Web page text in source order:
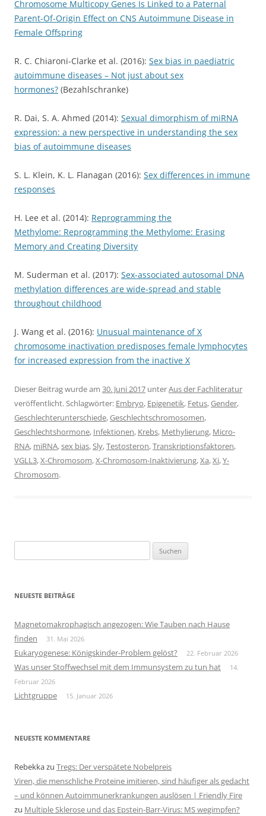
Chromosome Multicopy Genes Is Linked to a Paternal
Parent-Of-Origin Effect on CNS Autoimmune Disease in
Female Offspring
R. C. Chiaroni-Clarke et al. (2016): Sex bias in paediatric
autoimmune diseases – Not just about sex
hormones? (Bezahlschranke)
R. Dai, S. A. Ahmed (2014): Sexual dimorphism of miRNA
expression: a new perspective in understanding the sex
bias of autoimmune diseases
S. L. Klein, K. L. Flanagan (2016): Sex differences in immune
responses
H. Lee et al. (2014): Reprogramming the
Methylome: Reprogramming the Methylome: Erasing
Memory and Creating Diversity
M. Suderman et al. (2017): Sex-associated autosomal DNA
methylation differences are wide-spread and stable
throughout childhood
J. Wang et al. (2016): Unusual maintenance of X
chromosome inactivation predisposes female lymphocytes
for increased expression from the inactive X
Dieser Beitrag wurde am 30. Juni 2017 unterAus der Fachliteratur
veröffentlicht. Schlagwörter: Embryo, Epigenetik, Fetus,Gender,
Geschlechterunterschiede,Geschlechtschromosomen,
Geschlechtshormone, Infektionen, Krebs, Methylierung, Micro-
RNA, miRNA,sex bias,Sly,Testosteron,Transkriptionsfaktoren,
VGLL3,X-Chromosom,X-Chromosom-Inaktivierung,Xa,Xi,Y-
Chromosom.
nach:
NEUESTE BEITRÄGE
Magnetomakrophagisch angezogen: Wie Tauben nach Hause
finden
31. Mai 2026
Eukaryogenese: Königskinder-Problem gelöst? 22. Februar 2026
Was unser Stoffwechsel mit dem Immunsystem zu tun hat
14.
Februar 2026
Lichtgruppe 15. Januar 2026
NEUESTE KOMMENTARE
Rebekkazu Tregs: Der verspätete Nobelpreis
Viren, die menschliche Proteine imitieren, sind häufiger als gedacht
– und können Autoimmunerkrankungen auslösen | Friendly Fire
zu Multiple Sklerose und das Epstein-Barr-Virus: MS wegimpfen?